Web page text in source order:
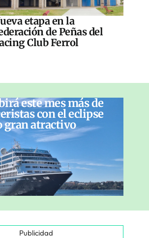
etapa en la
de Peñas del
Club Ferrol
este mes más de
con el eclipse
gran atractivo
Publicidad